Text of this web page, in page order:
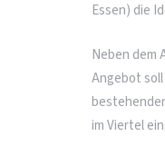
Essen) die
Neben dem
Angebot
im Viertel